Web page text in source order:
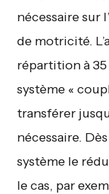
nécessaire sur
de motricité.
répartition à 35
système «
transférer
nécessaire.
système le
le cas, par